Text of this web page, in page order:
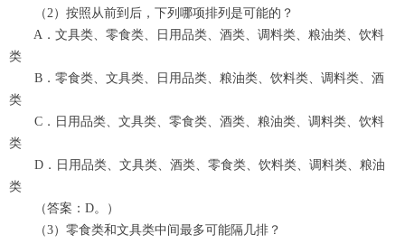
（2）按照从前到后，下列哪项排列是可能的？
A．文具类、零食类、日用品类、酒类、调料类、粮油类、饮料
类
B．零食类、文具类、日用品类、粮油类、饮料类、调料类、酒
类
C．日用品类、文具类、零食类、酒类、粮油类、调料类、饮料
类
D．日用品类、文具类、酒类、零食类、饮料类、调料类、粮油
类
（答案：D。）
（3）零食类和文具类中间最多可能隔几排？